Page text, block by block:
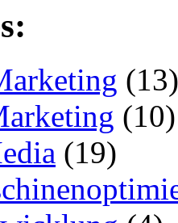
(13)
(10)
(19)